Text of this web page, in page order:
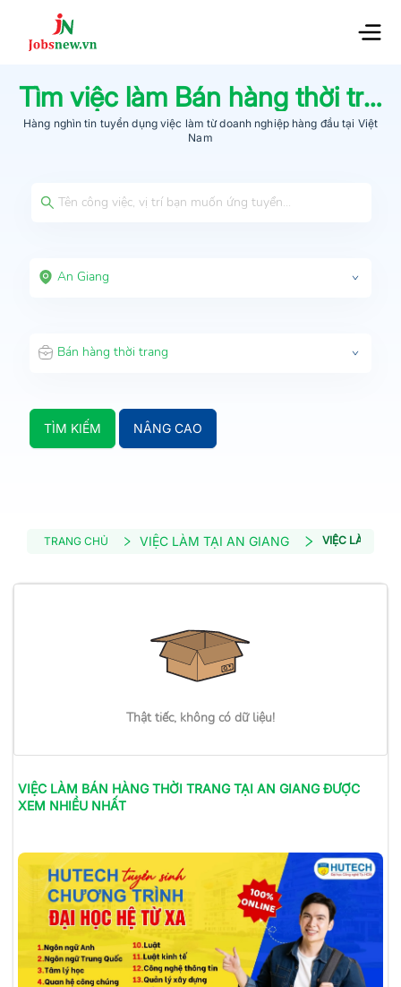
Tìm việc làm Bán hàng thời trang
Hàng nghìn tin tuyển dụng việc làm từdoanh nghiệp hàng đầu tại Việt
Nam
An Giang
Bán hàng thời trang
TÌM KIẾM NÂNG CAO
TRANG CHỦ VIỆC LÀM TẠI AN GIANG VIỆC LÀM BÁN
Thật tiếc, không có dữ liệu!
VIỆC LÀM BÁN HÀNG THỜI TRANGTẠI AN GIANGĐƯỢC
XEM NHIỀU NHẤT